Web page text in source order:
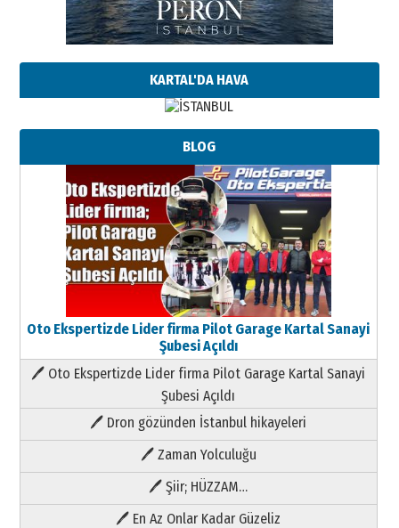
KARTAL'DA HAVA
BLOG
Oto Ekspertizde Lider firma Pilot Garage Kartal Sanayi
Şubesi Açıldı
🖊 Oto Ekspertizde Lider firma Pilot Garage Kartal Sanayi
Şubesi Açıldı
🖊 Dron gözünden İstanbul hikayeleri
🖊 Zaman Yolculuğu
🖊 Şiir; HÜZZAM…
🖊 En Az Onlar Kadar Güzeliz